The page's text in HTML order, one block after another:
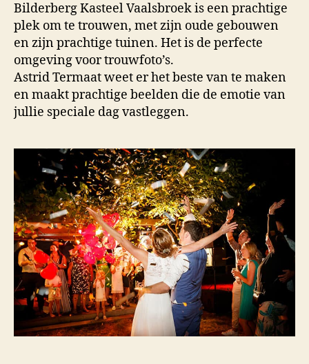
Bilderberg Kasteel Vaalsbroek is een prachtige
plek om te trouwen, met zijn oude gebouwen
en zijn prachtige tuinen. Het is de perfecte
omgeving voor trouwfoto’s.
Astrid Termaat weet er het beste van te maken
en maakt prachtige beelden die de emotie van
jullie speciale dag vastleggen.